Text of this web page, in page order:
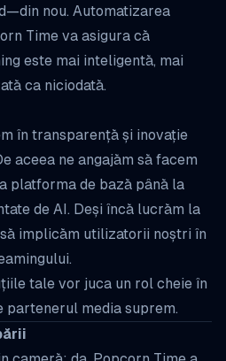
nou. Automatizarea
Time va asigura că
este mai inteligentă, mai
ca niciodată.
în transparență și inovație
aceea ne angajăm să facem
platforma de bază până la
de AI. Deși încă lucrăm la
implicăm utilizatorii noștri în
tale vor juca un rol cheie în
partenerul media suprem.